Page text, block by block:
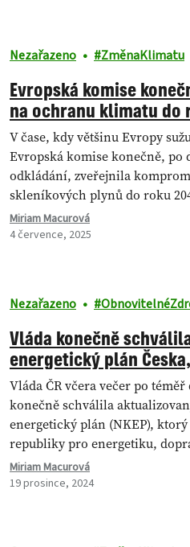
Nezařazeno ZměnaKlimatu
Evropská komise
na ochranu klimatu do
stačit?
V čase, kdy většinu Evropy
Evropská komise konečně, po
odkládání, zveřejnila
skleníkových plynů do roku
Miriam Macurová
4 července, 2025
Nezařazeno
Vláda konečně
energetický plán
strategické
Vláda ČR včera večer po
konečně schválila
energetický plán (NKEP),
republiky pro energetiku,
roku 2030…
Miriam Macurová
19 prosince, 2024